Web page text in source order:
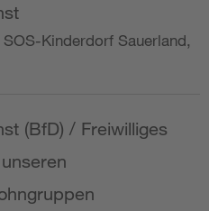
Kinderdorf Sauerland,
(BfD) / Freiwilliges